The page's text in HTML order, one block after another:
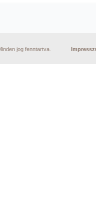
jog fenntartva.